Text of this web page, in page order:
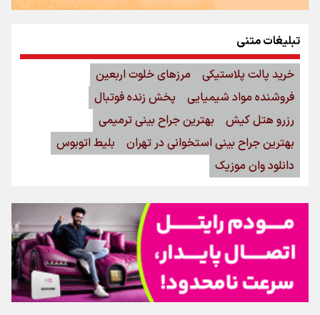
تبلیغات متنی
خرید پالت پلاستیکی
مرزهای خلوت اربعین
فروشنده مواد شیمیایی
پخش زنده فوتبال
رزرو هتل کیش
بهترین جراح بینی ترمیمی
بهترین جراح بینی استخوانی در تهران
بلیط اتوبوس
دانلود وان موزیک